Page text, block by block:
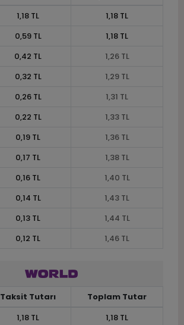
1,18 TL
1,18 TL
0,59 TL
1,18 TL
0,42 TL
1,26 TL
0,32 TL
1,29 TL
0,26 TL
1,31 TL
0,22 TL
1,33 TL
0,19 TL
1,36 TL
0,17 TL
1,38 TL
0,16 TL
1,40 TL
0,14 TL
1,43 TL
0,13 TL
1,44 TL
0,12 TL 1,46 TL
Taksit Tutarı
Toplam Tutar
1,18 TL
1,18 TL